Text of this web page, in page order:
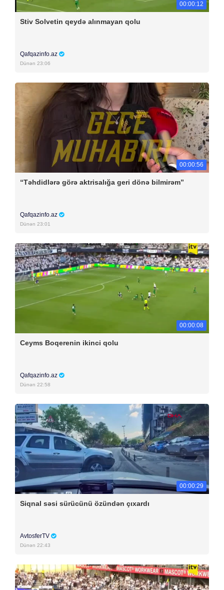
00:00:12
Stiv Solvetin qeydə alınmayan qolu
Qafqazinfo.az
Dünən 23:06
00:00:56
“Təhdidlərə görə aktrisalığa geri dönə bilmirəm”
Qafqazinfo.az
Dünən 23:01
00:00:08
Ceyms Boqerenin ikinci qolu
Qafqazinfo.az
Dünən 22:58
00:00:29
Siqnal səsi sürücünü özündən çıxardı
AvtosferTV
Dünən 22:43